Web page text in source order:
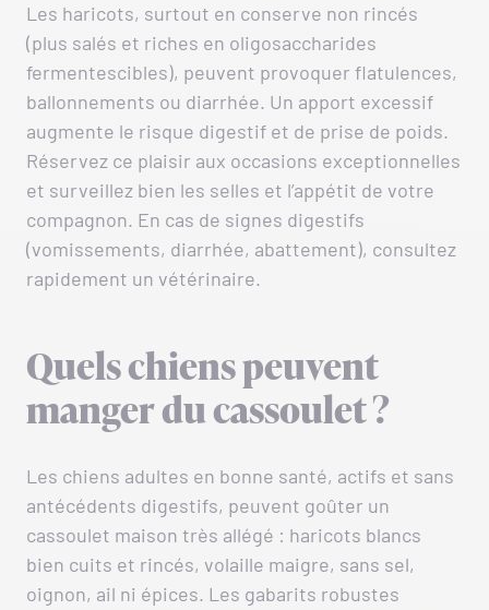
Les haricots, surtout en conserve non rincés
(plus salés et riches en oligosaccharides
fermentescibles), peuvent provoquer flatulences,
ballonnements ou diarrhée. Un apport excessif
augmente le risque digestif et de prise de poids.
Réservez ce plaisir aux occasions exceptionnelles
et surveillez bien les selles et l’appétit de votre
compagnon. En cas de signes digestifs
(vomissements, diarrhée, abattement), consultez
rapidement un vétérinaire.
Quels chiens peuvent
manger du cassoulet ?
Les chiens adultes en bonne santé, actifs et sans
antécédents digestifs, peuvent goûter un
cassoulet maison très allégé : haricots blancs
bien cuits et rincés, volaille maigre, sans sel,
oignon, ail ni épices. Les gabarits robustes